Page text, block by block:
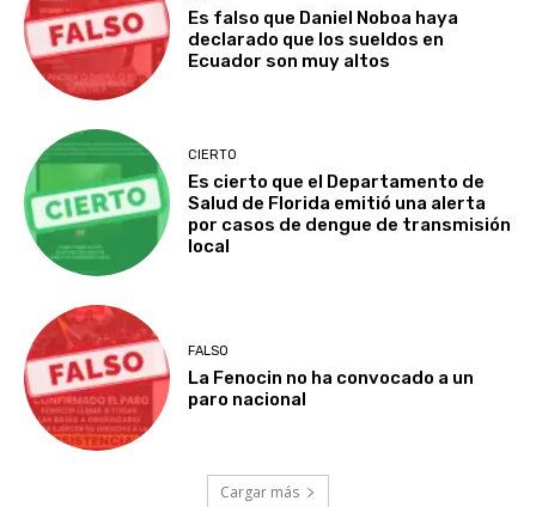
Es falso que Daniel Noboa haya
declarado que los sueldos en
Ecuador son muy altos
CIERTO
Es cierto que el Departamento de
Salud de Florida emitió una alerta
por casos de dengue de transmisión
local
FALSO
La Fenocin no ha convocado a un
paro nacional
Cargar más